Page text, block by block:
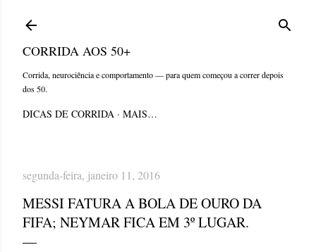
CORRIDA AOS 50+
Corrida, neurociência e comportamento — para quem começou a correr depois
dos 50.
DICAS DE CORRIDA MAIS…
segunda-feira, janeiro 11, 2016
MESSI FATURA A BOLA DE OURO DA
FIFA; NEYMAR FICA EM 3º LUGAR.